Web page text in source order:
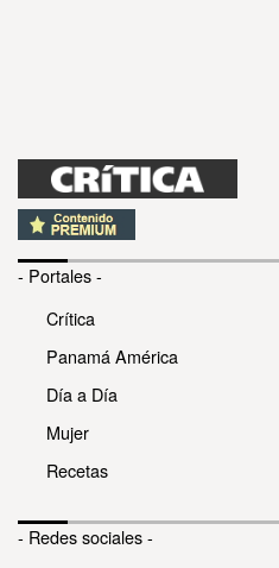
- Portales -
Crítica
Panamá América
Día a Día
Mujer
Recetas
- Redes sociales -